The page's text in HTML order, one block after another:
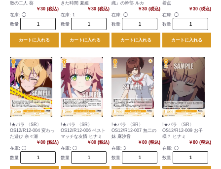
敵の二人 葵
￥30 (税込)
在庫: ◯
数量
カートに入れる
きた時間 夏姫
￥30 (税込)
在庫: 1
数量
カートに入れる
織』の幹部 ルカ
￥30 (税込)
在庫: ◯
数量
カートに入れる
着点
￥30 (税込)
在庫: ◯
数量
カートに入れる
!★パラ 〈SR〉
OS12/R12-004 変わっ
た遊び 奈々瀬
￥80 (税込)
在庫: ◯
数量
!★パラ 〈SR〉
OS12/R12-006 ベスト
マッチな友情 ヒナミ
￥80 (税込)
在庫: ◯
数量
!★パラ 〈SR〉
OS12/R12-007 無二の
妹 麻沙音
￥80 (税込)
在庫: 3
数量
!★パラ 〈SR〉
OS12/R12-009 お子
様？ ヒナミ
￥80 (税込)
在庫: ◯
数量